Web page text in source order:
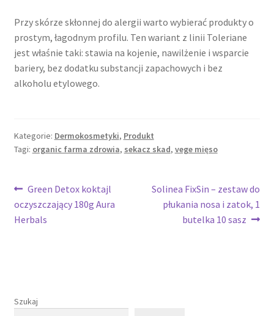
Przy skórze skłonnej do alergii warto wybierać produkty o
prostym, łagodnym profilu. Ten wariant z linii Toleriane
jest właśnie taki: stawia na kojenie, nawilżenie i wsparcie
bariery, bez dodatku substancji zapachowych i bez
alkoholu etylowego.
Kategorie: Dermokosmetyki, Produkt
Tagi: organic farma zdrowia, sekacz skad, vege mięso
Nawigacja
wpisu
Poprzedni
wpis:
Green Detox koktajl
oczyszczający 180g Aura
Herbals
Następny
wpis:
Solinea FixSin – zestaw do
płukania nosa i zatok, 1
butelka 10 sasz
Szukaj